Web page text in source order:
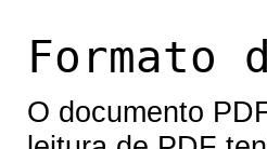
Formato
O documento